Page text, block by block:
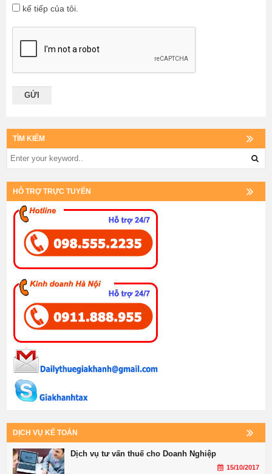
kế tiếp của tôi.
TÌM KIẾM
HỖ TRỢ TRỰC TUYẾN
DỊCH VỤ KẾ TOÁN
Dịch vụ tư vấn thuế cho Doanh Nghiệp
15/10/2017